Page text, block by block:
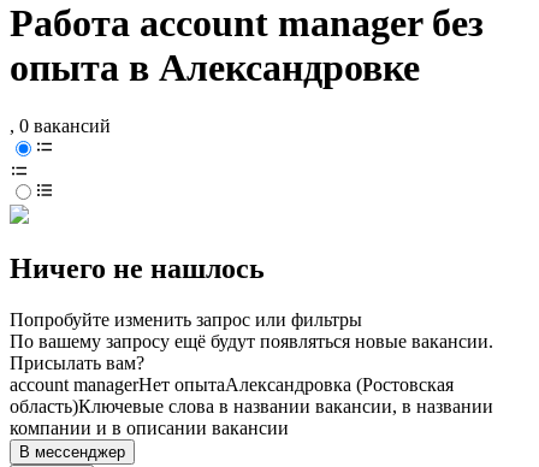
Работа account manager без
опыта в Александровке
, 0 вакансий
Ничего не нашлось
Попробуйте изменить запрос или фильтры
По вашему запросу ещё будут появляться новые вакансии.
Присылать вам?
account managerНет опытаАлександровка (Ростовская
область)Ключевые слова в названии вакансии, в названии
компании и в описании вакансии
В мессенджер